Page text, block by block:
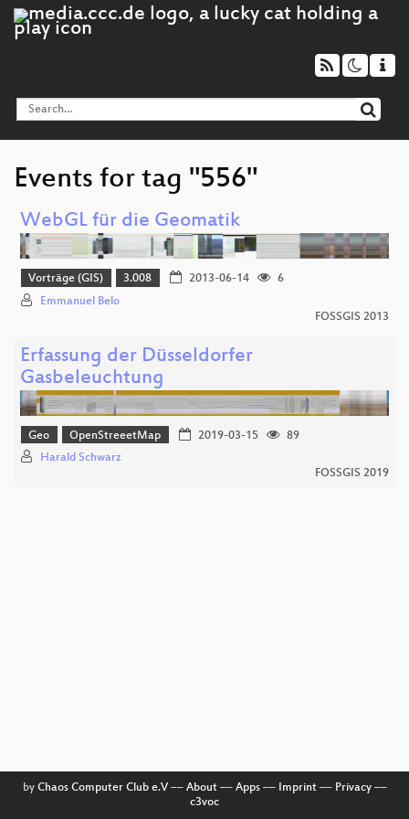
Events for tag "556"
WebGL für die Geomatik
Vorträge (GIS) 3.008 2013-06-14
6
Emmanuel Belo
FOSSGIS 2013
Erfassung der Düsseldorfer
Gasbeleuchtung
Geo OpenStreeetMap 2019-03-15
89
Harald Schwarz
FOSSGIS 2019
by Chaos Computer Club e.V–– About–– Apps–– Imprint–– Privacy––
c3voc